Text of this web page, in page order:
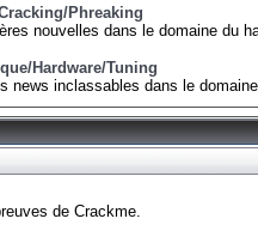
Phreaking
nouvelles dans le domaine du
Hardware/Tuning
news inclassables dans le
de Crackme.